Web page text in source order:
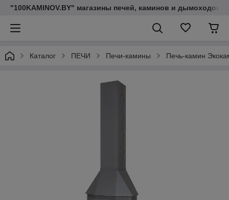
"100KAMINOV.BY" магазины печей, каминов и дымоходов
Каталог ПЕЧИ Печи-камины Печь-камин